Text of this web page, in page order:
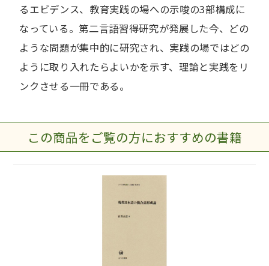
るエビデンス、教育実践の場への示唆の3部構成に
なっている。第二言語習得研究が発展した今、どの
ような問題が集中的に研究され、実践の場ではどの
ように取り入れたらよいかを示す、理論と実践をリ
ンクさせる一冊である。
この商品をご覧の方におすすめの書籍